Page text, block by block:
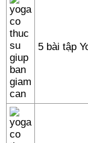
5 bài tập